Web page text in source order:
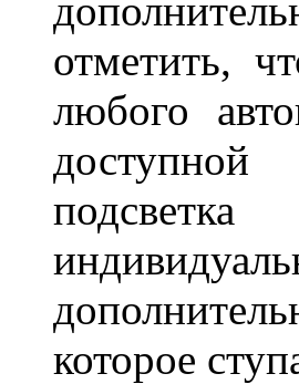
отметить,
любого
которое